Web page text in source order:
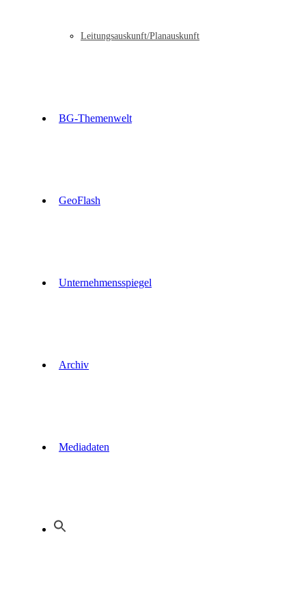
Leitungsauskunft/Planauskunft
BG-Themenwelt
GeoFlash
Unternehmensspiegel
Archiv
Mediadaten